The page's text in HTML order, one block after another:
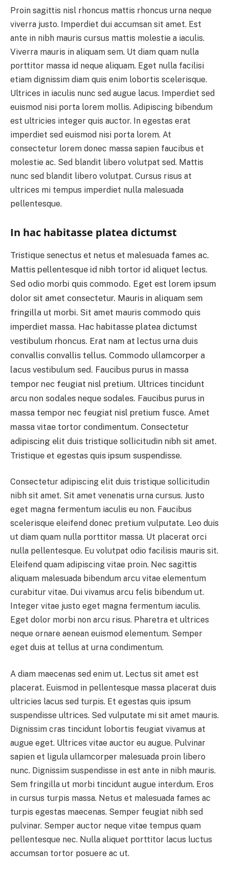
Proin sagittis nisl rhoncus mattis rhoncus urna neque
viverra justo. Imperdiet dui accumsan sit amet. Est
ante in nibh mauris cursus mattis molestie a iaculis.
Viverra mauris in aliquam sem. Ut diam quam nulla
porttitor massa id neque aliquam. Eget nulla facilisi
etiam dignissim diam quis enim lobortis scelerisque.
Ultrices in iaculis nunc sed augue lacus. Imperdiet sed
euismod nisi porta lorem mollis. Adipiscing bibendum
est ultricies integer quis auctor. In egestas erat
imperdiet sed euismod nisi porta lorem. At
consectetur lorem donec massa sapien faucibus et
molestie ac. Sed blandit libero volutpat sed. Mattis
nunc sed blandit libero volutpat. Cursus risus at
ultrices mi tempus imperdiet nulla malesuada
pellentesque.
In hac habitasse platea dictumst
Tristique senectus et netus et malesuada fames ac.
Mattis pellentesque id nibh tortor id aliquet lectus.
Sed odio morbi quis commodo. Eget est lorem ipsum
dolor sit amet consectetur. Mauris in aliquam sem
fringilla ut morbi. Sit amet mauris commodo quis
imperdiet massa. Hac habitasse platea dictumst
vestibulum rhoncus. Erat nam at lectus urna duis
convallis convallis tellus. Commodo ullamcorper a
lacus vestibulum sed. Faucibus purus in massa
tempor nec feugiat nisl pretium. Ultrices tincidunt
arcu non sodales neque sodales. Faucibus purus in
massa tempor nec feugiat nisl pretium fusce. Amet
massa vitae tortor condimentum. Consectetur
adipiscing elit duis tristique sollicitudin nibh sit amet.
Tristique et egestas quis ipsum suspendisse.
Consectetur adipiscing elit duis tristique sollicitudin
nibh sit amet. Sit amet venenatis urna cursus. Justo
eget magna fermentum iaculis eu non. Faucibus
scelerisque eleifend donec pretium vulputate. Leo duis
ut diam quam nulla porttitor massa. Ut placerat orci
nulla pellentesque. Eu volutpat odio facilisis mauris sit.
Eleifend quam adipiscing vitae proin. Nec sagittis
aliquam malesuada bibendum arcu vitae elementum
curabitur vitae. Dui vivamus arcu felis bibendum ut.
Integer vitae justo eget magna fermentum iaculis.
Eget dolor morbi non arcu risus. Pharetra et ultrices
neque ornare aenean euismod elementum. Semper
eget duis at tellus at urna condimentum.
A diam maecenas sed enim ut. Lectus sit amet est
placerat. Euismod in pellentesque massa placerat duis
ultricies lacus sed turpis. Et egestas quis ipsum
suspendisse ultrices. Sed vulputate mi sit amet mauris.
Dignissim cras tincidunt lobortis feugiat vivamus at
augue eget. Ultrices vitae auctor eu augue. Pulvinar
sapien et ligula ullamcorper malesuada proin libero
nunc. Dignissim suspendisse in est ante in nibh mauris.
Sem fringilla ut morbi tincidunt augue interdum. Eros
in cursus turpis massa. Netus et malesuada fames ac
turpis egestas maecenas. Semper feugiat nibh sed
pulvinar. Semper auctor neque vitae tempus quam
pellentesque nec. Nulla aliquet porttitor lacus luctus
accumsan tortor posuere ac ut.